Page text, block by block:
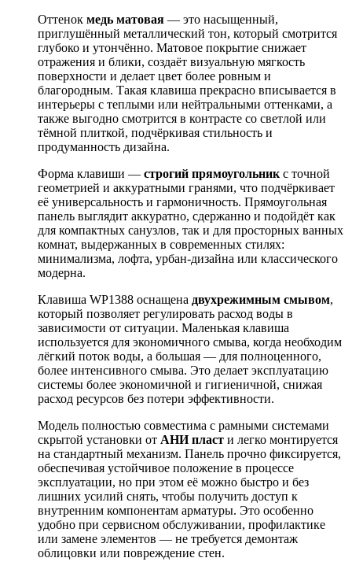
Оттенок медь матовая — это насыщенный,
приглушённый металлический тон, который смотрится
глубоко и утончённо. Матовое покрытие снижает
отражения и блики, создаёт визуальную мягкость
поверхности и делает цвет более ровным и
благородным. Такая клавиша прекрасно вписывается в
интерьеры с теплыми или нейтральными оттенками, а
также выгодно смотрится в контрасте со светлой или
тёмной плиткой, подчёркивая стильность и
продуманность дизайна.
Форма клавиши — строгий прямоугольник с точной
геометрией и аккуратными гранями, что подчёркивает
её универсальность и гармоничность. Прямоугольная
панель выглядит аккуратно, сдержанно и подойдёт как
для компактных санузлов, так и для просторных ванных
комнат, выдержанных в современных стилях:
минимализма, лофта, урбан-дизайна или классического
модерна.
Клавиша WP1388 оснащена двухрежимным смывом,
который позволяет регулировать расход воды в
зависимости от ситуации. Маленькая клавиша
используется для экономичного смыва, когда необходим
лёгкий поток воды, а большая — для полноценного,
более интенсивного смыва. Это делает эксплуатацию
системы более экономичной и гигиеничной, снижая
расход ресурсов без потери эффективности.
Модель полностью совместима с рамными системами
скрытой установки от АНИ пласт и легко монтируется
на стандартный механизм. Панель прочно фиксируется,
обеспечивая устойчивое положение в процессе
эксплуатации, но при этом её можно быстро и без
лишних усилий снять, чтобы получить доступ к
внутренним компонентам арматуры. Это особенно
удобно при сервисном обслуживании, профилактике
или замене элементов — не требуется демонтаж
облицовки или повреждение стен.